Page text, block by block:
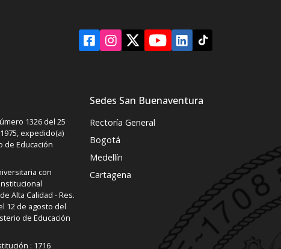
1326 del 25
expedido(a)
de Educación
con
Alta Calidad - Res.
12 de agosto del
de Educación
: 1716
Sedes San Buenaventura
Rectoría General
Bogotá
Medellín
Cartagena